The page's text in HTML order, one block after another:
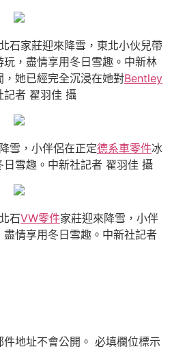
石家莊迎來降雪，東北小伙兒帶
，盡情享用冬日雪趣。中新林
她已經完全沉浸在她對Bentley
記者 翟羽佳 攝
雪，小伴侶在正定德系車零件冰
雪趣。中新社記者 翟羽佳 攝
石VW零件家莊迎來降雪，小伴
情享用冬日雪趣。中新社記者
地址不會公開。 必填欄位標示